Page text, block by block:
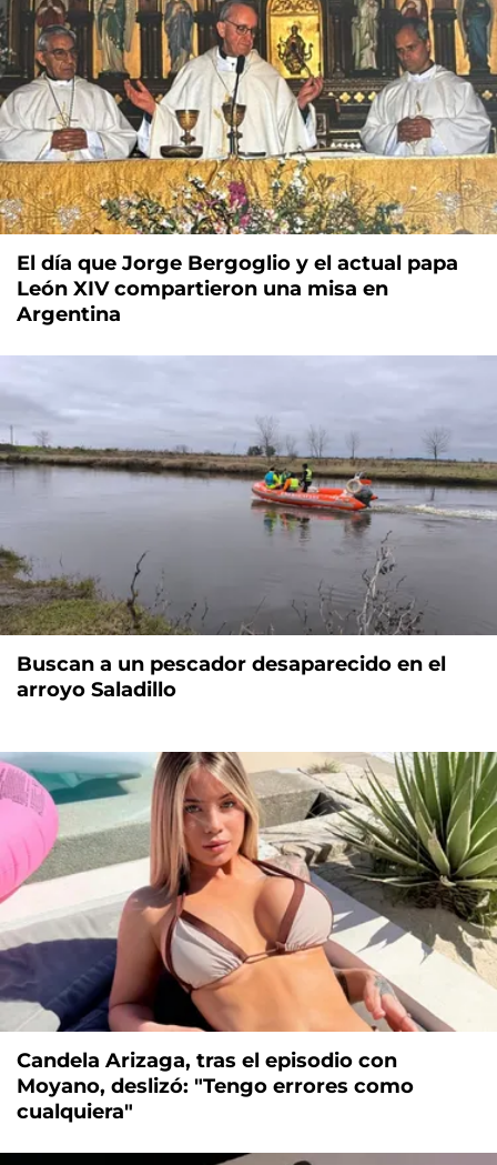
El día que Jorge Bergoglio y el actual papa
León XIV compartieron una misa en
Argentina
Buscan a un pescador desaparecido en el
arroyo Saladillo
Candela Arizaga, tras el episodio con
Moyano, deslizó: "Tengo errores como
cualquiera"